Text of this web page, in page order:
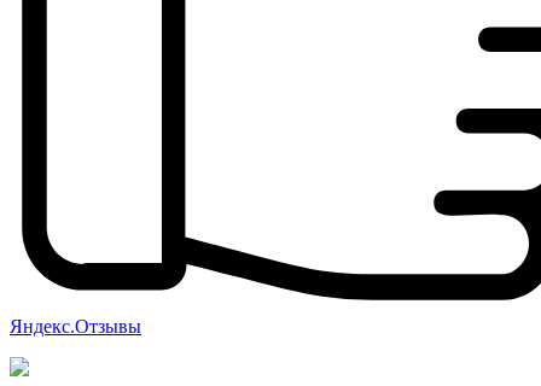
Яндекс.Отзывы